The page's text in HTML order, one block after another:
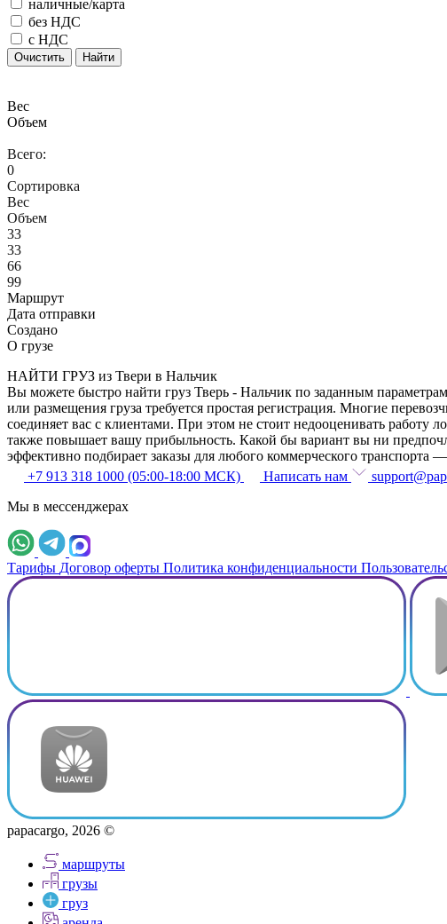
наличные/карта
без НДС
с НДС
Очистить Найти
Вес
Объем
Всего:
0
Сортировка
Вес
Объем
33
33
66
99
Маршрут
Дата отправки
Создано
О грузе
НАЙТИ ГРУЗ из Твери в Нальчик
Вы можете быстро найти груз Тверь - Нальчик по заданным
или размещения груза требуется простая регистрация. Многие
соединяет вас с клиентами. При этом не стоит недооценивать
также повышает вашу прибыльность. Какой бы вариант вы ни
эффективно подбирает заказы для любого коммерческого
+7 913 318 1000 (05:00-18:00 МСК)
Написать нам
Мы в мессенджерах
Тарифы Договор оферты Политика конфиденциальности
papacargo, 2026 ©
маршруты
грузы
груз